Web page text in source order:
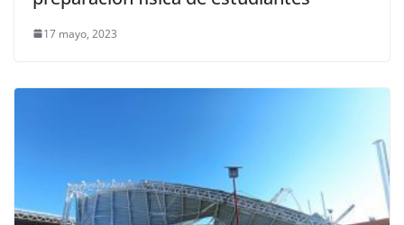
17 mayo, 2023